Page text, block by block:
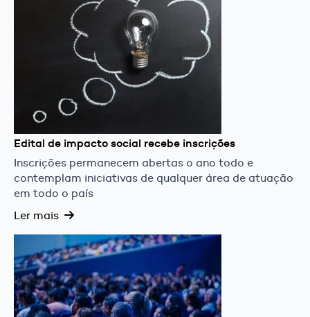
Edital de impacto social recebe inscrições
Inscrições permanecem abertas o ano todo e
contemplam iniciativas de qualquer área de atuação
em todo o país
Ler mais